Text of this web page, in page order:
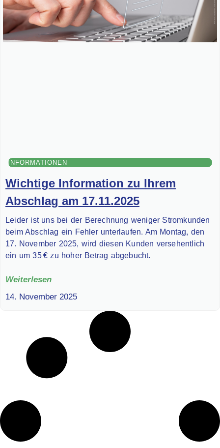
INFORMATIONEN
Wichtige Information zu Ihrem
Abschlag am 17.11.2025
Leider ist uns bei der Berechnung weniger Stromkunden
beim Abschlag ein Fehler unterlaufen. Am Montag, den
17. November 2025, wird diesen Kunden versehentlich
ein um 35 € zu hoher Betrag abgebucht.
Weiterlesen
14. November 2025